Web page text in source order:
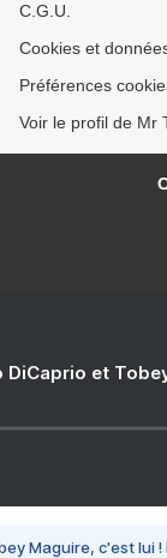
C.G.U.
Cookies et
Préférences
Voir le profil de Mr
DiCaprio et
Maguire, c'est lui